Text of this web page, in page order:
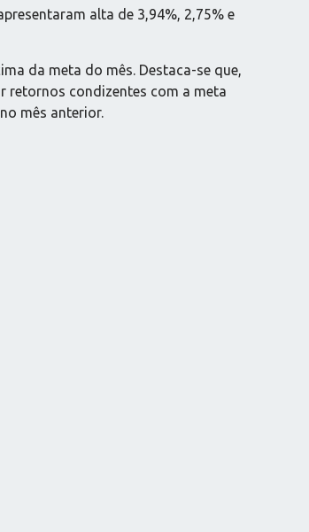
alta de 3,94%, 2,75% e
da meta do mês. Destaca-se que,
retornos condizentes com a meta
mês anterior.